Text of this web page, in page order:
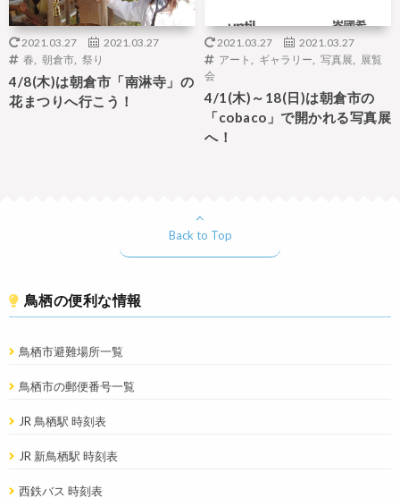
2021.03.27 2021.03.27
春 朝倉市 祭り
4/8(木)は朝倉市「南淋寺」の
花まつりへ行こう！
2021.03.27 2021.03.27
アート ギャラリー 写真展
展覧
会
4/1(木)～18(日)は朝倉市の
「cobaco」で開かれる写真展
へ！
Back to Top
鳥栖の便利な情報
鳥栖市避難場所一覧
鳥栖市の郵便番号一覧
JR 鳥栖駅 時刻表
JR 新鳥栖駅 時刻表
西鉄バス 時刻表